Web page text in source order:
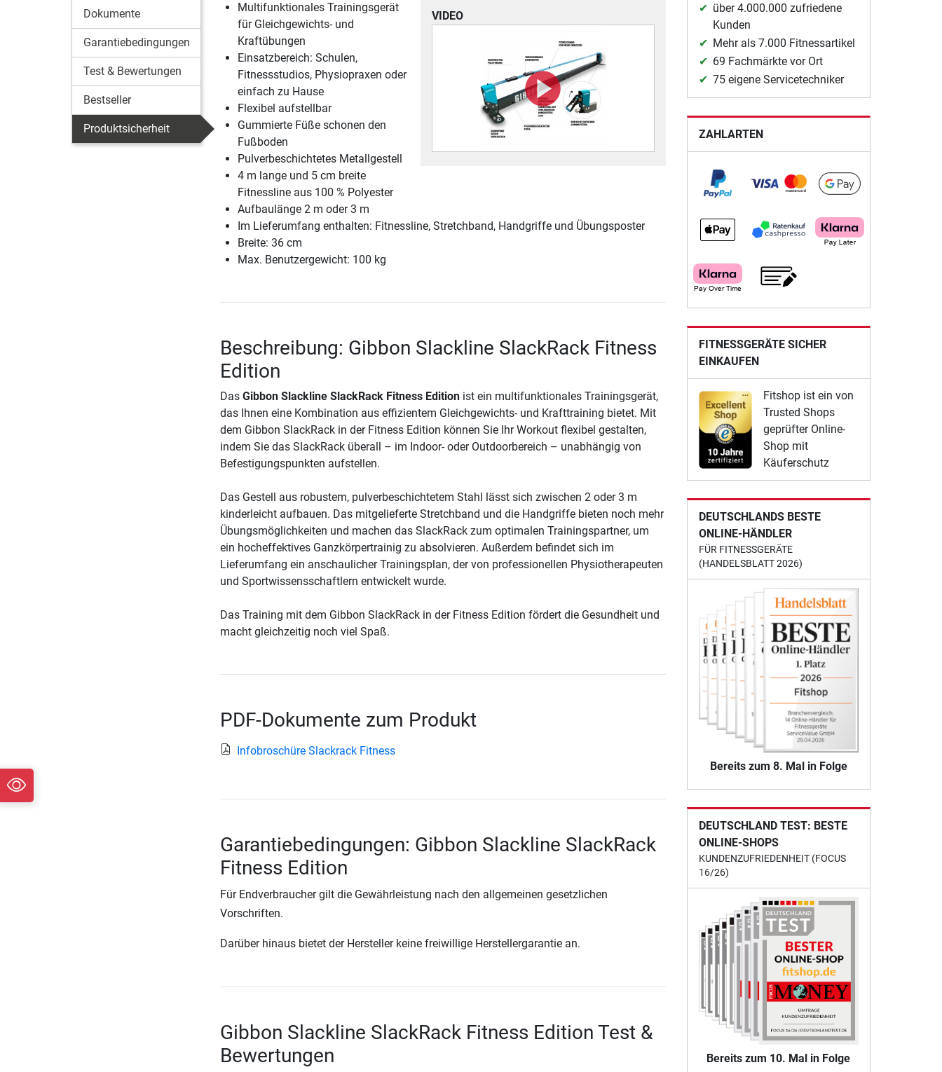
Dokumente
Garantiebedingungen
Test & Bewertungen
Bestseller
Produktsicherheit
VIDEO
Multifunktionales Trainingsgerät
für Gleichgewichts- und
Kraftübungen
Einsatzbereich: Schulen,
Fitnessstudios, Physiopraxen oder
einfach zu Hause
Flexibel aufstellbar
Gummierte Füße schonen den
Fußboden
Pulverbeschichtetes Metallgestell
4 m lange und 5 cm breite
Fitnessline aus 100 % Polyester
Aufbaulänge 2 m oder 3 m
Im Lieferumfang enthalten: Fitnessline, Stretchband, Handgriffe und Übungsposter
Breite: 36 cm
Max. Benutzergewicht: 100 kg
Beschreibung: Gibbon Slackline SlackRack Fitness
Edition
Das Gibbon Slackline SlackRack Fitness Editionist ein multifunktionales Trainingsgerät,
das Ihnen eine Kombination aus effizientem Gleichgewichts- und Krafttraining bietet. Mit
dem Gibbon SlackRack in der Fitness Edition können Sie Ihr Workout flexibel gestalten,
indem Sie das SlackRack überall – im Indoor- oder Outdoorbereich – unabhängig von
Befestigungspunkten aufstellen.
Das Gestell aus robustem, pulverbeschichtetem Stahl lässt sich zwischen 2 oder 3 m
kinderleicht aufbauen. Das mitgelieferte Stretchband und die Handgriffe bieten noch mehr
Übungsmöglichkeiten und machen das SlackRack zum optimalen Trainingspartner, um
ein hocheffektives Ganzkörpertrainig zu absolvieren. Außerdem befindet sich im
Lieferumfang ein anschaulicher Trainingsplan, der von professionellen Physiotherapeuten
und Sportwissensschaftlern entwickelt wurde.
Das Training mit dem Gibbon SlackRack in der Fitness Edition fördert die Gesundheit und
macht gleichzeitig noch viel Spaß.
PDF-Dokumente zum Produkt
Infobroschüre Slackrack Fitness
Garantiebedingungen: Gibbon Slackline SlackRack
Fitness Edition
Für Endverbraucher gilt die Gewährleistung nach den allgemeinen gesetzlichen
Vorschriften.
Darüber hinaus bietet der Hersteller keine freiwillige Herstellergarantie an.
Gibbon Slackline SlackRack Fitness Edition Test &
Bewertungen
über 4.000.000 zufriedene
Kunden
Mehr als 7.000 Fitnessartikel
69 Fachmärkte vor Ort
75 eigene Servicetechniker
ZAHLARTEN
FITNESSGERÄTE SICHER
EINKAUFEN
Fitshop ist ein von
Trusted Shops
geprüfter Online-
Shop mit
Käuferschutz
DEUTSCHLANDS BESTE
ONLINE-HÄNDLER
FÜR FITNESSGERÄTE
(HANDELSBLATT 2026)
Bereits zum 8. Mal in Folge
DEUTSCHLAND TEST: BESTE
ONLINE-SHOPS
KUNDENZUFRIEDENHEIT (FOCUS
16/26)
Bereits zum 10. Mal in Folge